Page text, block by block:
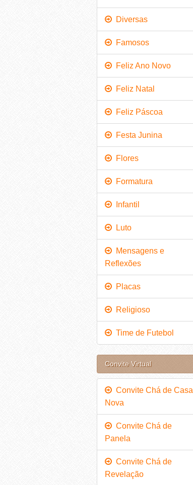
Diversas
Famosos
Feliz Ano Novo
Feliz Natal
Feliz Páscoa
Festa Junina
Flores
Formatura
Infantil
Luto
Mensagens e
Reflexões
Placas
Religioso
Time de Futebol
Convite Virtual
Convite Chá de Casa
Nova
Convite Chá de
Panela
Convite Chá de
Revelação